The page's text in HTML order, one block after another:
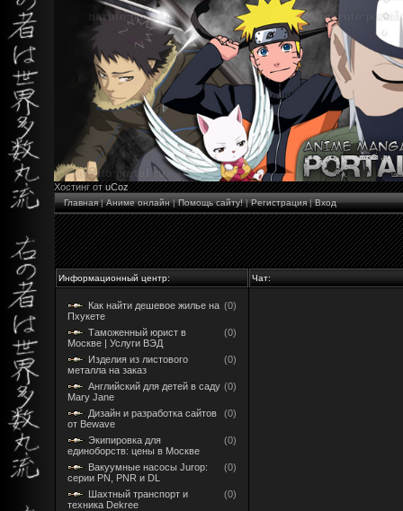
Хостинг отuCoz
Главная|Аниме онлайн|Помощь сайту!|Регистрация|Вход
Информационный центр: Чат:
Как найти дешевое жилье на
Пхукете
(0)
Таможенный юрист в
Москве | Услуги ВЭД
(0)
Изделия из листового
металла на заказ
(0)
Английский для детей в саду
Mary Jane
(0)
Дизайн и разработка сайтов
от Bewave
(0)
Экипировка для
единоборств: цены в Москве
(0)
Вакуумные насосы Jurop:
серии PN, PNR и DL
(0)
Шахтный транспорт и
техника Dekree
(0)